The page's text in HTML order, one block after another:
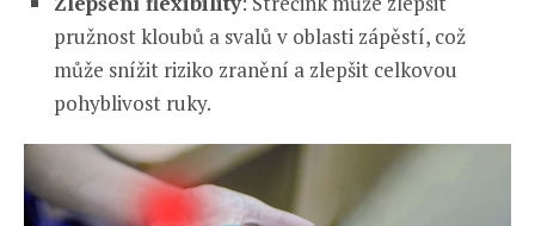
pružnost kloubů a svalů v oblasti zápěstí, což
může snížit riziko zranění a zlepšit celkovou
pohyblivost ruky.